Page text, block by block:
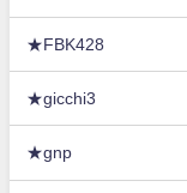
★FBK428
★gicchi3
★gnp